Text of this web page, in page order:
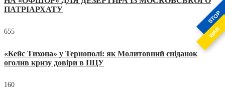
STOP
WAR
ПАТРІАРХАТУ
655
«Кейс Тихона» у Тернополі: як Молитовний сніданок
оголив кризу довіри в ПЦУ
160